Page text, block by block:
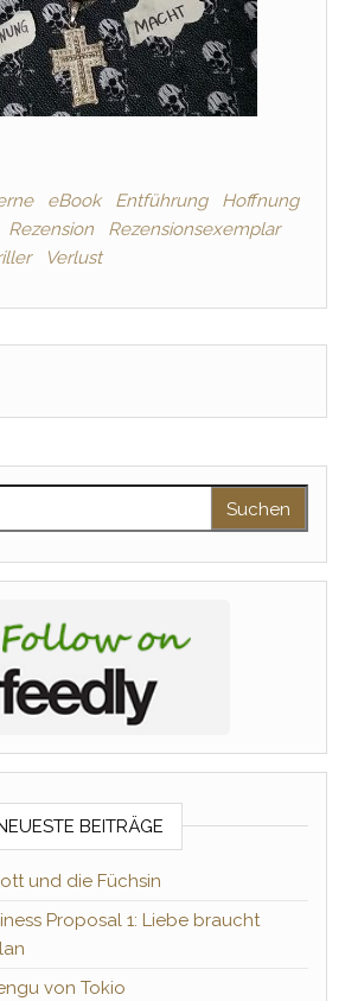
eBook Entführung
Hoffnung
Rezension
Rezensionsexemplar
Verlust
BEITRÄGE
und die Füchsin
Proposal 1: Liebe braucht
von Tokio